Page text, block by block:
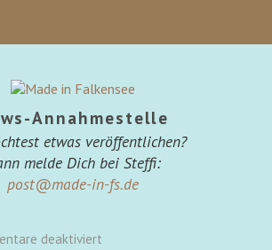
Annahmestelle
etwas veröffentlichen?
melde Dich bei Steffi:
post@made-in-fs.de
deaktiviert